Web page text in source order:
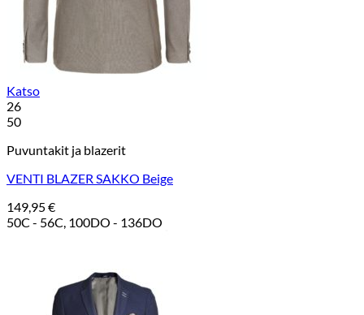
Katso
26
50
Puvuntakit ja blazerit
VENTI BLAZER SAKKO Beige
149,95€
50C - 56C, 100DO - 136DO